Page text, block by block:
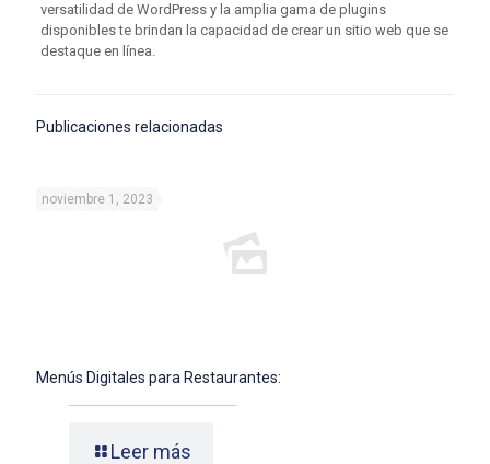
versatilidad de WordPress y la amplia gama de plugins
disponibles te brindan la capacidad de crear un sitio web que se
destaque en línea.
Publicaciones relacionadas
noviembre 1, 2023
Menús Digitales para Restaurantes:
Leer más